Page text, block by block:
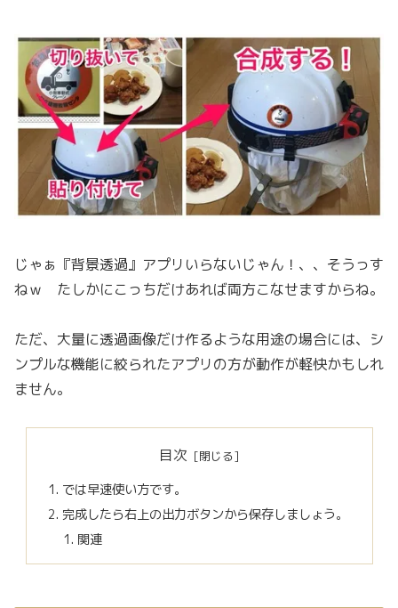
じゃぁ『背景透過』アプリいらないじゃん！、、そうっす
ねｗ たしかにこっちだけあれば両方こなせますからね。
ただ、大量に透過画像だけ作るような用途の場合には、シ
ンプルな機能に絞られたアプリの方が動作が軽快かもしれ
ません。
目次
では早速使い方です。
完成したら右上の出力ボタンから保存しましょう。
関連